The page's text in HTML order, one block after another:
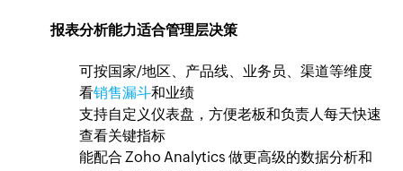
报表分析能力适合管理层决策
可按国家/地区、产品线、业务员、渠道等维度
看销售漏斗和业绩
支持自定义仪表盘，方便老板和负责人每天快速
查看关键指标
能配合 Zoho Analytics 做更高级的数据分析和